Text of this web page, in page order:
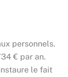
personnels.
€ par an.
le fait